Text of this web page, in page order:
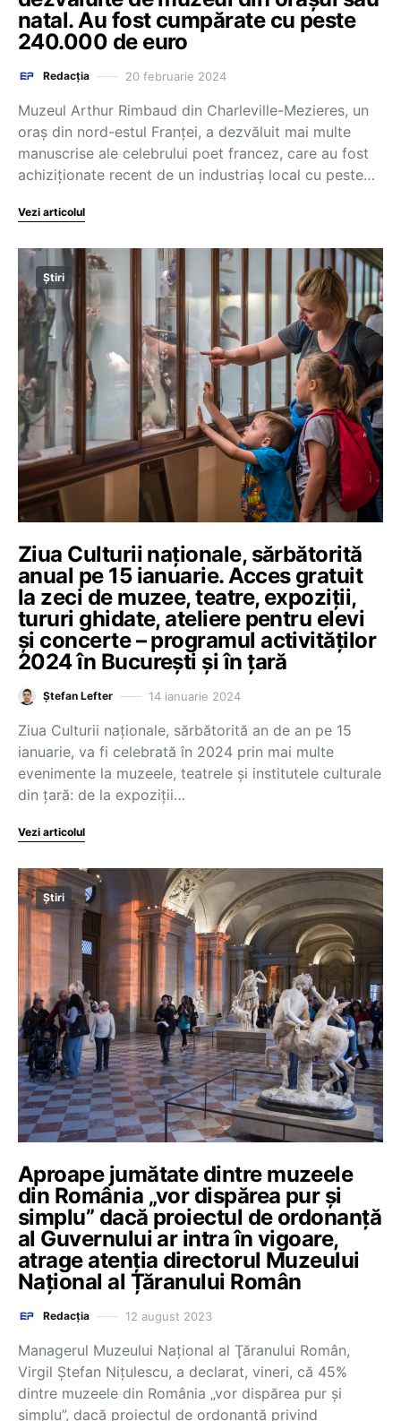
natal. Au fost cumpărate cu peste
240.000 de euro
Redacția 20 februarie 2024
Muzeul Arthur Rimbaud din Charleville-Mezieres, un
oraş din nord-estul Franţei, a dezvăluit mai multe
manuscrise ale celebrului poet francez, care au fost
achiziţionate recent de un industriaş local cu peste…
Vezi articolul
Știri
Ziua Culturii naționale, sărbătorită
anual pe 15 ianuarie. Acces gratuit
la zeci de muzee, teatre, expoziții,
tururi ghidate, ateliere pentru elevi
și concerte – programul activităților
2024 în București și în țară
Ștefan Lefter 14 ianuarie 2024
Ziua Culturii naționale, sărbătorită an de an pe 15
ianuarie, va fi celebrată în 2024 prin mai multe
evenimente la muzeele, teatrele și institutele culturale
din țară: de la expoziții…
Vezi articolul
Știri
Aproape jumătate dintre muzeele
din România „vor dispărea pur și
simplu” dacă proiectul de ordonanță
al Guvernului ar intra în vigoare,
atrage atenția directorul Muzeului
Național al Țăranului Român
Redacția 12 august 2023
Managerul Muzeului Naţional al Ţăranului Român,
Virgil Ştefan Niţulescu, a declarat, vineri, că 45%
dintre muzeele din România „vor dispărea pur şi
simplu”, dacă proiectul de ordonanţă privind